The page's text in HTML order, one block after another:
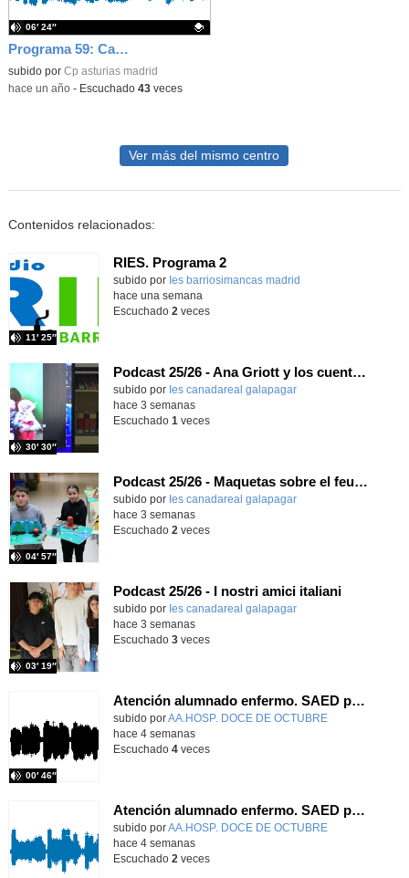
Programa 59: Cambridge 6º
Contenido educativo.
subido por Cp asturias madrid
06′ 24″
-hace un año- Escuchado 43veces
Ver más del mismo centro
Contenidos relacionados:
RIES. Programa 2
Contenido educativo.
subido por Ies barriosimancas madrid
11′ 25″
hace una semana
Escuchado 2 veces
Podcast 25/26 - Ana Griott y los cuentos de las voces olvidadas
subido por Ies canadareal galapagar
30′ 30″
-
hace 3 semanas
Escuchado 1 veces
Podcast 25/26 - Maquetas sobre el feudalismo
subido por Ies canadareal galapagar
04′ 57″
-
hace 3 semanas
Escuchado 2 veces
Podcast 25/26 - I nostri amici italiani
subido por Ies canadareal galapagar
03′ 19″
-
hace 3 semanas
Escuchado 3veces
Atención alumnado enfermo. SAED primaria. José Nesh-Nash García
Contenido educativo.
subido porAA.HOSP. DOCE DE OCTUBRE
00′ 46″
-
hace 4 semanas
Escuchado 4veces
Atención alumnado enfermo. SAED primaria. Ana Gómez Fernández
Contenido educativo.
subido porAA.HOSP. DOCE DE OCTUBRE-
hace 4 semanas
Escuchado 2 veces